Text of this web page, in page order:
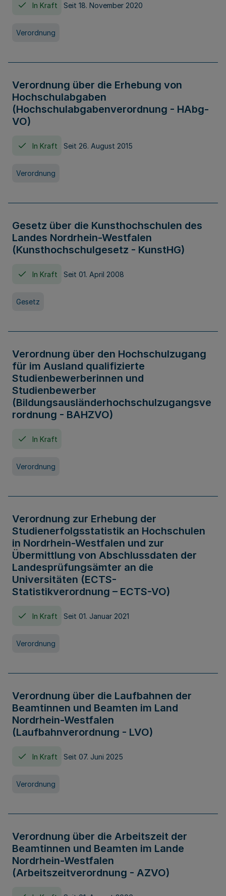
In Kraft Seit 18. November 2020
Verordnung
Verordnung über die Erhebung von
Hochschulabgaben
(Hochschulabgabenverordnung - HAbg-
VO)
In Kraft Seit 26. August 2015
Verordnung
Gesetz über die Kunsthochschulen des
Landes Nordrhein-Westfalen
(Kunsthochschulgesetz - KunstHG)
In Kraft Seit 01. April 2008
Gesetz
Verordnung über den Hochschulzugang
für im Ausland qualifizierte
Studienbewerberinnen und
Studienbewerber
(Bildungsausländerhochschulzugangsve
rordnung - BAHZVO)
In Kraft
Verordnung
Verordnung zur Erhebung der
Studienerfolgsstatistik an Hochschulen
in Nordrhein-Westfalen und zur
Übermittlung von Abschlussdaten der
Landesprüfungsämter an die
Universitäten (ECTS-
Statistikverordnung – ECTS-VO)
In Kraft Seit 01. Januar 2021
Verordnung
Verordnung über die Laufbahnen der
Beamtinnen und Beamten im Land
Nordrhein-Westfalen
(Laufbahnverordnung - LVO)
In Kraft Seit 07. Juni 2025
Verordnung
Verordnung über die Arbeitszeit der
Beamtinnen und Beamten im Lande
Nordrhein-Westfalen
(Arbeitszeitverordnung - AZVO)